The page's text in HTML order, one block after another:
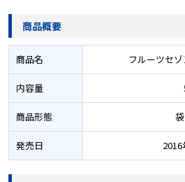
商品概要
商品名 フルーツセ
内容量
商品形態
発売日